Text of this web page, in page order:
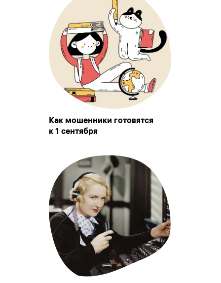
Как мошенники готовятся
к 1 сентября